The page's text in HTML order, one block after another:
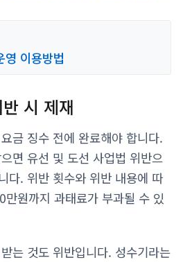
영 이용방법
시 제재
금 징수 전에 완료해야 합니다.
면 유선 및 도선 사업법 위반으
다. 위반 횟수와 위반 내용에 따
원까지 과태료가 부과될 수 있
는 것도 위반입니다. 성수기라는